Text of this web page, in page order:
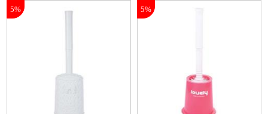
5%
5%